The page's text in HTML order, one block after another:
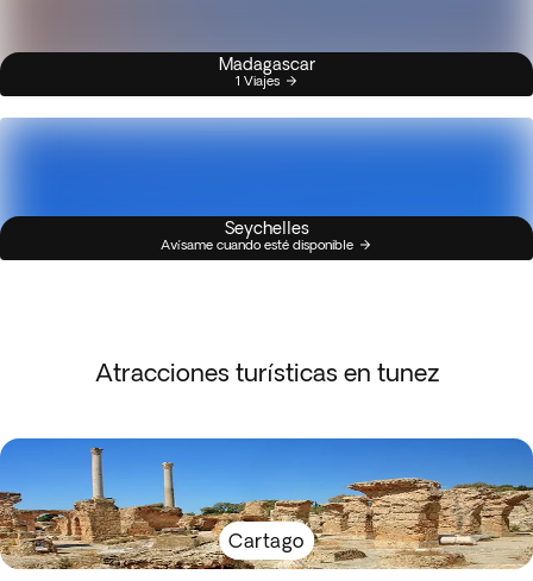
Madagascar
1 Viajes
Seychelles
Avísame cuando esté disponible
Atracciones turísticas en tunez
Cartago